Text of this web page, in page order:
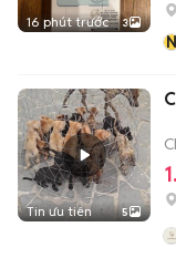
16 phút trước 3
N
Tin ưu tiên 5